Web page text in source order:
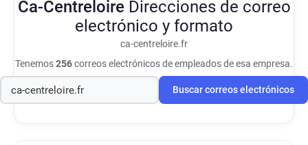
Ca-Centreloire Direcciones de correo
electrónico y formato
ca-centreloire.fr
Tenemos256correos electrónicos de empleados de esa empresa.
Buscar correos electrónicos